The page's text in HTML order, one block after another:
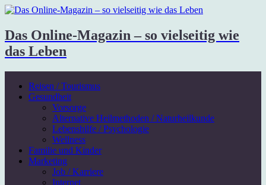
Das Online-Magazin – so vielseitig wie
das Leben
Reisen / Tourismus
Gesundheit
Vorsorge
Alternative Heilmethoden / Naturheilkunde
Lebenshilfe / Psychologie
Wellness
Familie und Kinder
Marketing
Job / Karriere
Internet